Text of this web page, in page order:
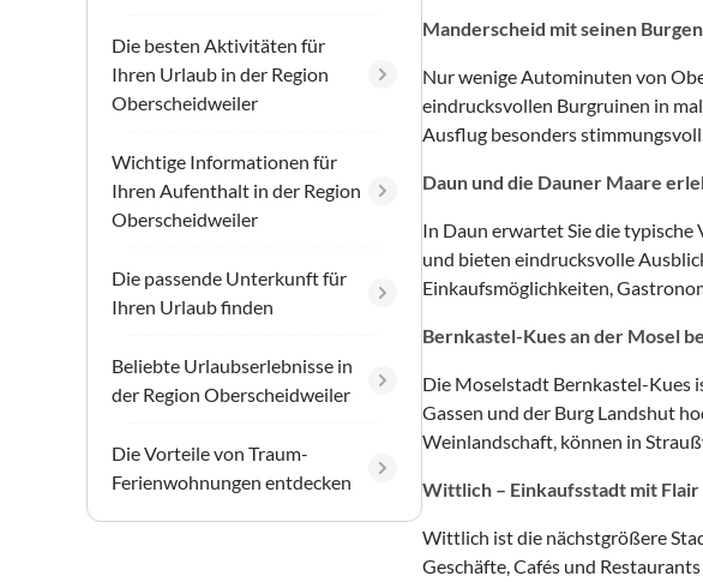
Die besten Aktivitäten für
Ihren Urlaub in der Region
Oberscheidweiler
Wichtige Informationen für
Ihren Aufenthalt in der Region
Oberscheidweiler
Die passende Unterkunft für
Ihren Urlaub finden
Beliebte Urlaubserlebnisse in
der Region Oberscheidweiler
Die Vorteile von Traum-
Ferienwohnungen entdecken
Manderscheid mit seinen
Nur wenige Autominuten von
eindrucksvollen Burgruinen in
Ausflug besonders
Daun und die Dauner Maare
In Daun erwartet Sie die
und bieten eindrucksvolle
Einkaufsmöglichkeiten,
Bernkastel-Kues an der Mosel
Die Moselstadt Bernkastel-Kues
Gassen und der Burg Landshut
Weinlandschaft, können in
Wittlich – Einkaufsstadt mit Flair
Wittlich ist die nächstgrößere
Geschäfte, Cafés und